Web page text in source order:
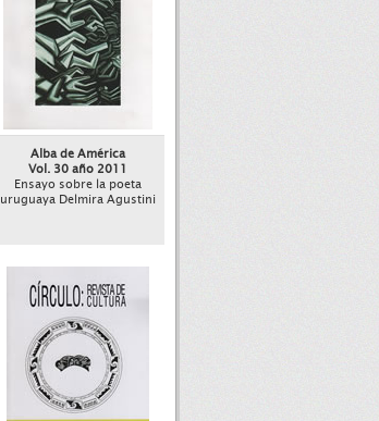
Alba de América
Vol. 30 año 2011
Ensayo sobre la poeta
uruguaya Delmira Agustini